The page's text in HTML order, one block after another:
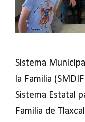
Sistema
la Familia
Sistema Estatal
Familia de